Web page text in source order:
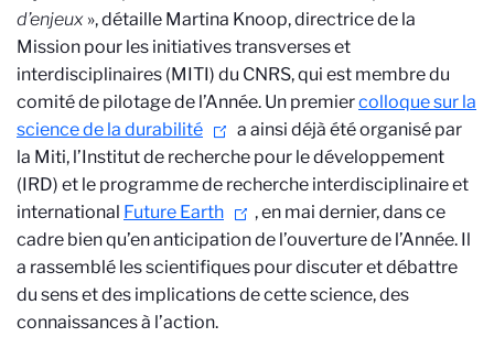
d’enjeux », détaille Martina Knoop, directrice de la
Mission pour les initiatives transverses et
interdisciplinaires (MITI) du CNRS,qui est membre du
comité de pilotage de l’Année. Un premiercolloque sur la
science de la durabilité
a ainsi déjà été organisé par
la Miti, l’Institut de recherche pour le développement
(IRD) et le programme de recherche interdisciplinaire et
international Future Earth ,en mai dernier, dans ce
cadre bien qu’en anticipation de l’ouverture de l’Année. Il
a rassemblé les scientifiques pour discuter et débattre
du sens et des implications de cette science, des
connaissances à l’action.